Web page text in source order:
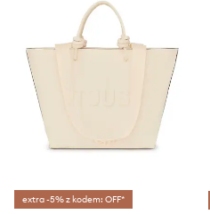
extra -5% z kodem: OFF*